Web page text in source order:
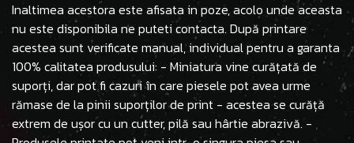
Inaltimea acestora este afisata in poze, acolo unde aceasta
nu este disponibila ne puteti contacta. După printare
acestea sunt verificate manual, individual pentru a garanta
100% calitatea produsului: - Miniatura vine curățată de
suporți, dar pot fi cazuri în care piesele pot avea urme
rămase de la pinii suporților de print - acestea se curăță
extrem de ușor cu un cutter, pilă sau hârtie abrazivă. -